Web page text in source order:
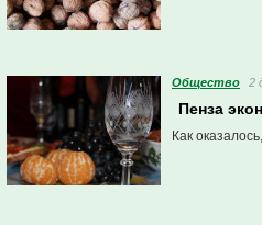
Общество 2
Пенза
Как